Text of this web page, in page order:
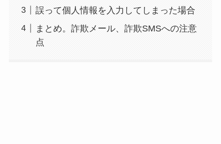
誤って個人情報を入力してしまった場合
まとめ。詐欺メール、詐欺SMSへの注意
点